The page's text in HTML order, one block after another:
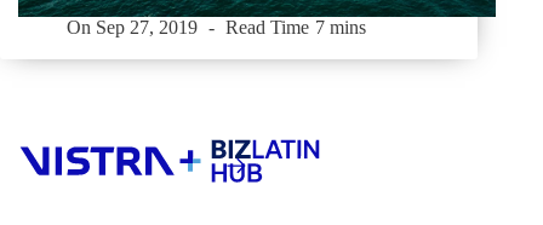
On Sep 27, 2019 Read Time 7 mins